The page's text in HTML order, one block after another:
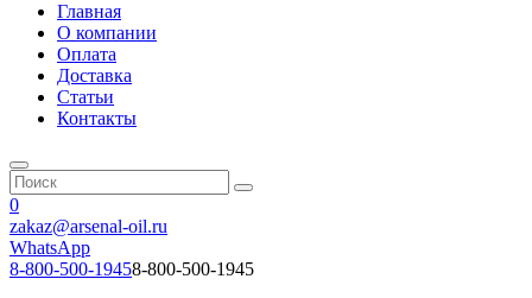
Главная
О компании
Оплата
Доставка
Статьи
Контакты
0
zakaz@arsenal-oil.ru
WhatsApp
8-800-500-19458-800-500-1945